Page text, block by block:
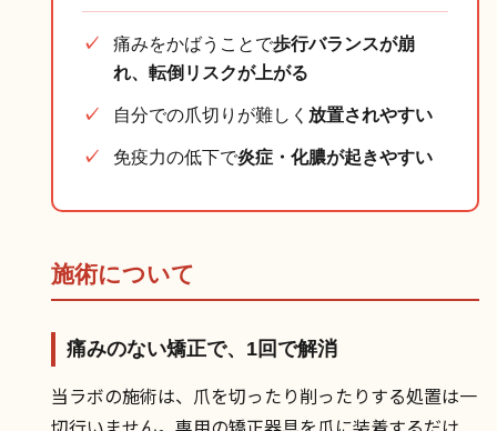
痛みをかばうことで歩行バランスが崩
れ、転倒リスクが上がる
自分での爪切りが難しく 放置されやすい
免疫力の低下で炎症・化膿が起きやすい
施術について
痛みのない矯正で、1回で解消
当ラボの施術は、爪を切ったり削ったりする処置は一